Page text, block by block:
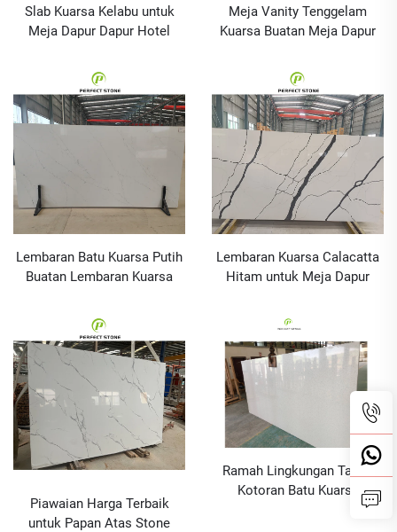
Slab Kuarsa Kelabu untuk
Meja Dapur Dapur Hotel
Buatan
Meja Vanity Tenggelam
Kuarsa Buatan Meja Dapur
Lembaran Batu Kuarsa Putih
Buatan Lembaran Kuarsa
Dapur Hotel
Lembaran Kuarsa Calacatta
Hitam untuk Meja Dapur
Piawaian Harga Terbaik
untuk Papan Atas Stone
Ramah Lingkungan Tahan
Kotoran Batu Kuarsa
Kalacatta Buatan untuk